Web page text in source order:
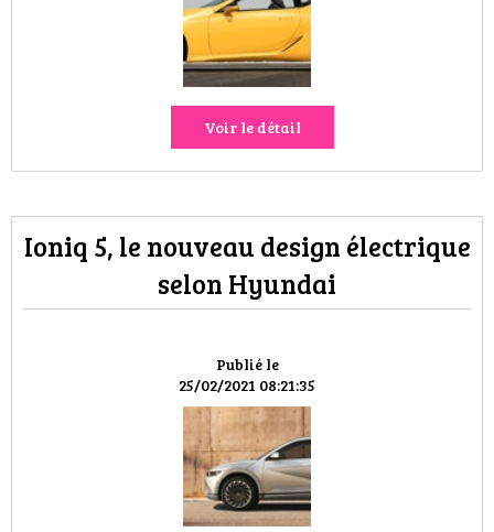
Voir le détail
Publié le
25/02/2021 08:21:35
Ioniq 5, le nouveau design électrique
selon Hyundai